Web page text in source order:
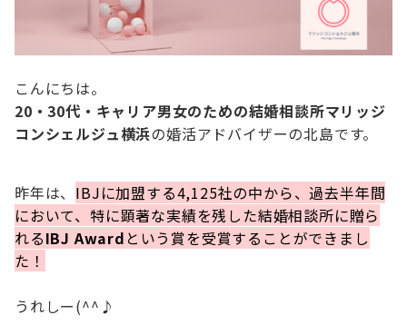
こんにちは。
20・30代・キャリア男女のための結婚相談所マリッジ
コンシェルジュ横浜の婚活アドバイザーの北島です。
昨年は、 IBJに加盟する4,125社の中から、過去半年間
において、特に顕著な実績を残した結婚相談所に贈ら
れるIBJ Award という賞を受賞することができまし
た！
うれしー(^^♪